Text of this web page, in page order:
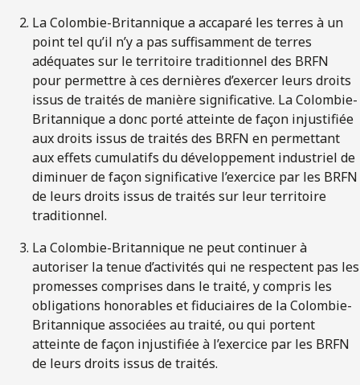
La Colombie-Britannique a accaparé les terres à un
point tel qu’il n’y a pas suffisamment de terres
adéquates sur le territoire traditionnel des BRFN
pour permettre à ces dernières d’exercer leurs droits
issus de traités de manière significative. La Colombie-
Britannique a donc porté atteinte de façon injustifiée
aux droits issus de traités des BRFN en permettant
aux effets cumulatifs du développement industriel de
diminuer de façon significative l’exercice par les BRFN
de leurs droits issus de traités sur leur territoire
traditionnel.
La Colombie-Britannique ne peut continuer à
autoriser la tenue d’activités qui ne respectent pas les
promesses comprises dans le traité, y compris les
obligations honorables et fiduciaires de la Colombie-
Britannique associées au traité, ou qui portent
atteinte de façon injustifiée à l’exercice par les BRFN
de leurs droits issus de traités.